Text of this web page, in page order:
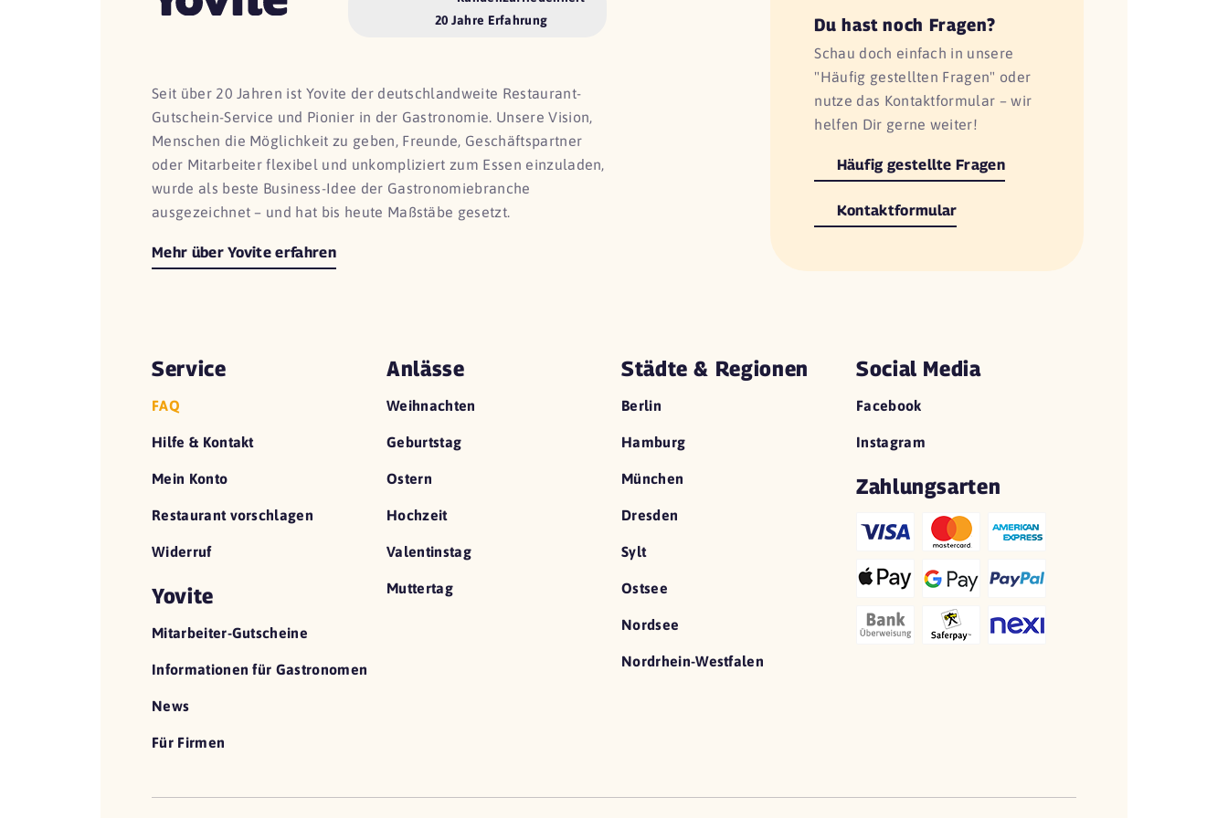
20 Jahre Erfahrung
Seit über 20 Jahren ist Yovite der deutschlandweite Restaurant-
Gutschein-Service und Pionier in der Gastronomie. Unsere Vision,
Menschen die Möglichkeit zu geben, Freunde, Geschäftspartner
oder Mitarbeiter flexibel und unkompliziert zum Essen einzuladen,
wurde als beste Business-Idee der Gastronomiebranche
ausgezeichnet – und hat bis heute Maßstäbe gesetzt.
Mehr über Yovite erfahren
Du hast noch Fragen?
Schau doch einfach in unsere
"Häufig gestellten Fragen" oder
nutze das Kontaktformular – wir
helfen Dir gerne weiter!
Häufig gestellte Fragen
Kontaktformular
Service
FAQ
Hilfe & Kontakt
Mein Konto
Restaurant vorschlagen
Widerruf
Yovite
Mitarbeiter-Gutscheine
Informationen für Gastronomen
News
Für Firmen
Anlässe
Weihnachten
Geburtstag
Ostern
Hochzeit
Valentinstag
Muttertag
Städte & Regionen
Berlin
Hamburg
München
Dresden
Sylt
Ostsee
Nordsee
Nordrhein-Westfalen
Social Media
Facebook
Instagram
Zahlungsarten